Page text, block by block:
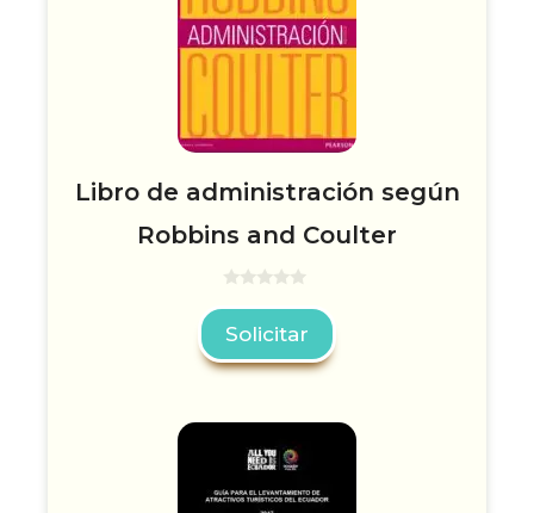
Libro de administración según
Robbins and Coulter
e
5
Solicitar